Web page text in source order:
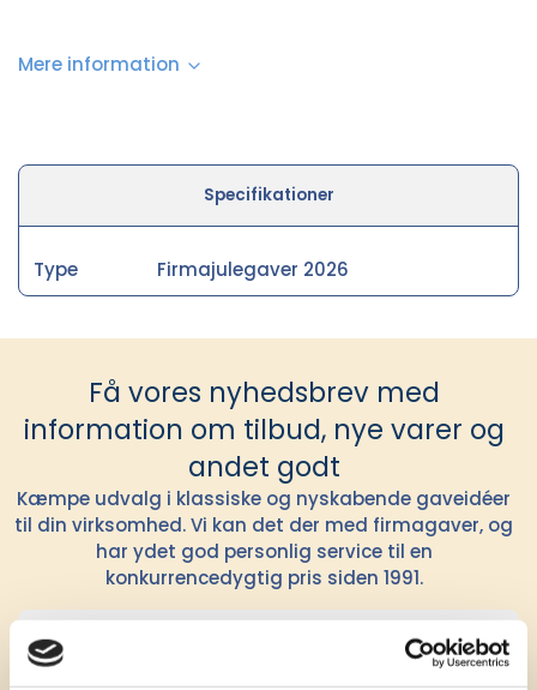
Mere information
Specifikationer
Type Firmajulegaver 2026
Få vores nyhedsbrev med
information om tilbud, nye varer og
andet godt
Kæmpe udvalg i klassiske og nyskabende gaveidéer
til din virksomhed. Vi kan det der med firmagaver, og
har ydet god personlig service til en
konkurrencedygtig pris siden 1991.